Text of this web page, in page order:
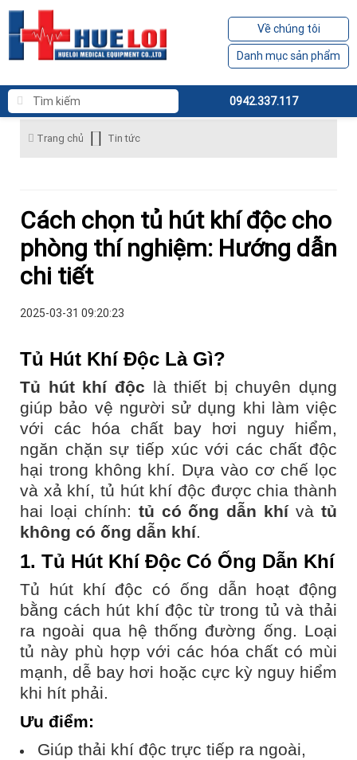
Về chúng tôi
Danh mục sản phẩm
0942.337.117
Trang chủ Tin tức
Cách chọn tủ hút khí độc cho
phòng thí nghiệm: Hướng dẫn
chi tiết
2025-03-31 09:20:23
Tủ Hút Khí Độc Là Gì?
Tủ hút khí độc là thiết bị chuyên dụng
giúp bảo vệ người sử dụng khi làm việc
với các hóa chất bay hơi nguy hiểm,
ngăn chặn sự tiếp xúc với các chất độc
hại trong không khí. Dựa vào cơ chế lọc
và xả khí, tủ hút khí độc được chia thành
hai loại chính: tủ có ống dẫn khívàtủ
không có ống dẫn khí.
1. Tủ Hút Khí Độc Có Ống Dẫn Khí
Tủ hút khí độc có ống dẫn hoạt động
bằng cách hút khí độc từ trong tủ và thải
ra ngoài qua hệ thống đường ống. Loại
tủ này phù hợp với các hóa chất có mùi
mạnh, dễ bay hơi hoặc cực kỳ nguy hiểm
khi hít phải.
Ưu điểm:
Giúp thải khí độc trực tiếp ra ngoài,